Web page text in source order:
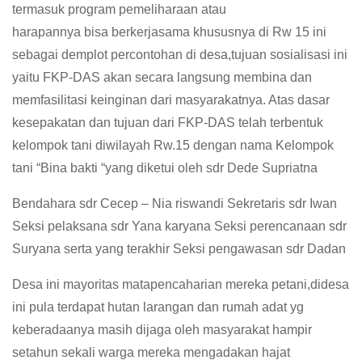
termasuk program pemeliharaan atau
harapannya bisa berkerjasama khususnya di Rw 15 ini
sebagai demplot percontohan di desa,tujuan sosialisasi ini
yaitu FKP-DAS akan secara langsung membina dan
memfasilitasi keinginan dari masyarakatnya. Atas dasar
kesepakatan dan tujuan dari FKP-DAS telah terbentuk
kelompok tani diwilayah Rw.15 dengan nama Kelompok
tani “Bina bakti “yang diketui oleh sdr Dede Supriatna
Bendahara sdr Cecep – Nia riswandi Sekretaris sdr Iwan
Seksi pelaksana sdr Yana karyana Seksi perencanaan sdr
Suryana serta yang terakhir Seksi pengawasan sdr Dadan
Desa ini mayoritas matapencaharian mereka petani,didesa
ini pula terdapat hutan larangan dan rumah adat yg
keberadaanya masih dijaga oleh masyarakat hampir
setahun sekali warga mereka mengadakan hajat